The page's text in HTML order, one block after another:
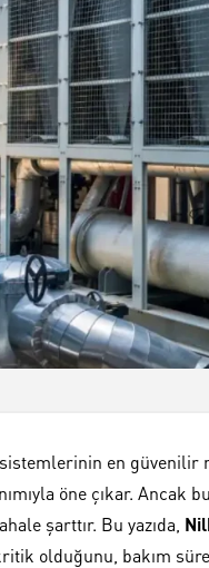
en güvenilir
öne çıkar.
şarttır. Bu yazıda,
olduğunu, bakım